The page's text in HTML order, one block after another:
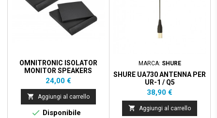
OMNITRONIC ISOLATOR
MONITOR SPEAKERS
265X330X40MM
Prezzo
24,00 €
 Aggiungi al carrello
 Disponibile
MARCA: SHURE
SHURE UA730 ANTENNA PER
UR-1 / Q5
Prezzo
38,90 €
 Aggiungi al carrello